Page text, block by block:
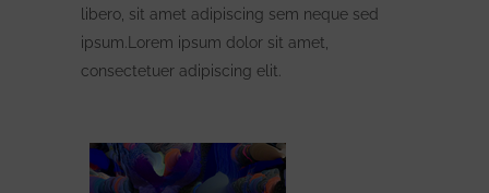
libero, sit amet adipiscing sem neque sed
ipsum.Lorem ipsum dolor sit amet,
consectetuer adipiscing elit.